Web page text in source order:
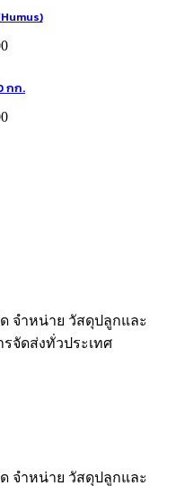
กก.
จำหน่าย วัสดุปลูกและ
จัดส่งทั่วประเทศ
จำหน่าย วัสดุปลูกและ